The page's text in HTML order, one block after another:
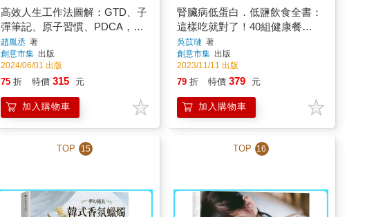
高效人生工作法圖解：GTD、子
彈筆記、原子習慣、PDCA，重
新理解30個生產力實作方法
趙胤丞著
創意市集 出版
2024/06/01 出版
75 折 特價 315 元
加入購物車
腎臟病低蛋白．低鹽飲食全書：
這樣吃就對了！40組健康餐
X151道常備菜
吳苡璉 著
創意市集 出版
2023/11/11 出版
79 折 特價 379 元
加入購物車
TOP 15 TOP 16